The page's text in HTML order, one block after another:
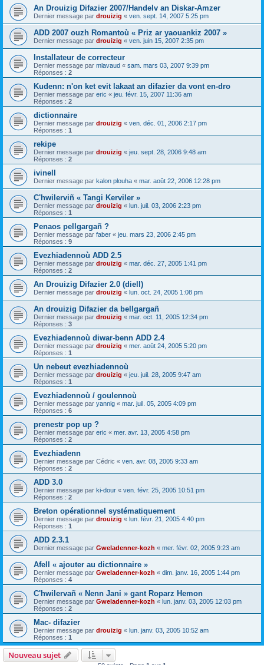
An Drouizig Difazier 2007/Handelv an Diskar-Amzer
Dernier message par drouizig « ven. sept. 14, 2007 5:25 pm
ADD 2007 ouzh Romantoù « Priz ar yaouankiz 2007 »
Dernier message par drouizig « ven. juin 15, 2007 2:35 pm
Installateur de correcteur
Dernier message par mlavaud « sam. mars 03, 2007 9:39 pm
Réponses : 2
Kudenn: n'on ket evit lakaat an difazier da vont en-dro
Dernier message par eric « jeu. févr. 15, 2007 11:36 am
Réponses : 2
dictionnaire
Dernier message par drouizig « ven. déc. 01, 2006 2:17 pm
Réponses : 1
rekipe
Dernier message par drouizig « jeu. sept. 28, 2006 9:48 am
Réponses : 2
ivinell
Dernier message par kalon plouha « mar. août 22, 2006 12:28 pm
C'hwilerviñ « Tangi Kerviler »
Dernier message par drouizig « lun. juil. 03, 2006 2:23 pm
Réponses : 1
Penaos pellgargañ ?
Dernier message par faber « jeu. mars 23, 2006 2:45 pm
Réponses : 9
Evezhiadennoù ADD 2.5
Dernier message par drouizig « mar. déc. 27, 2005 1:41 pm
Réponses : 2
An Drouizig Difazier 2.0 (diell)
Dernier message par drouizig « lun. oct. 24, 2005 1:08 pm
An drouizig Difazier da bellgargañ
Dernier message par drouizig « mar. oct. 11, 2005 12:34 pm
Réponses : 3
Evezhiadennoù diwar-benn ADD 2.4
Dernier message par drouizig « mer. août 24, 2005 5:20 pm
Réponses : 1
Un nebeut evezhiadennoù
Dernier message par drouizig « jeu. juil. 28, 2005 9:47 am
Réponses : 1
Evezhiadennoù / goulennoù
Dernier message par yannig « mar. juil. 05, 2005 4:09 pm
Réponses : 6
prenestr pop up ?
Dernier message par eric « mer. avr. 13, 2005 4:58 pm
Réponses : 2
Evezhiadenn
Dernier message par Cédric « ven. avr. 08, 2005 9:33 am
Réponses : 2
ADD 3.0
Dernier message par ki-dour « ven. févr. 25, 2005 10:51 pm
Réponses : 2
Breton opérationnel systématiquement
Dernier message par drouizig « lun. févr. 21, 2005 4:40 pm
Réponses : 1
ADD 2.3.1
Dernier message par Gweladenner-kozh « mer. févr. 02, 2005 9:23 am
Afell « ajouter au dictionnaire »
Dernier message par Gweladenner-kozh « dim. janv. 16, 2005 1:44 pm
Réponses : 4
C'hwilervañ « Nenn Jani » gant Roparz Hemon
Dernier message par Gweladenner-kozh « lun. janv. 03, 2005 12:03 pm
Réponses : 2
Mac- difazier
Dernier message par drouizig « lun. janv. 03, 2005 10:52 am
Réponses : 1
Nouveau sujet